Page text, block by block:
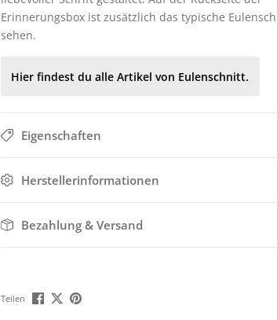
Erinnerungsbox ist zusätzlich das typische
sehen.
Hier findest du alle Artikel von Eulenschnitt.
Eigenschaften
Herstellerinformationen
Bezahlung & Versand
Teilen